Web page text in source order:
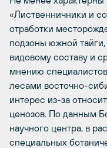
«Лиственничники и
отработки
подзоны южной
видовому составу и
мнению
лесами восточно-
интерес из-за
ценозов. По данным
научного центра, в
специальных